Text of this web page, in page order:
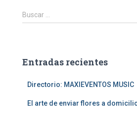
B
u
r
Buscar …
Entradas recientes
Directorio: MAXIEVENTOS MUSIC
El arte de enviar flores a